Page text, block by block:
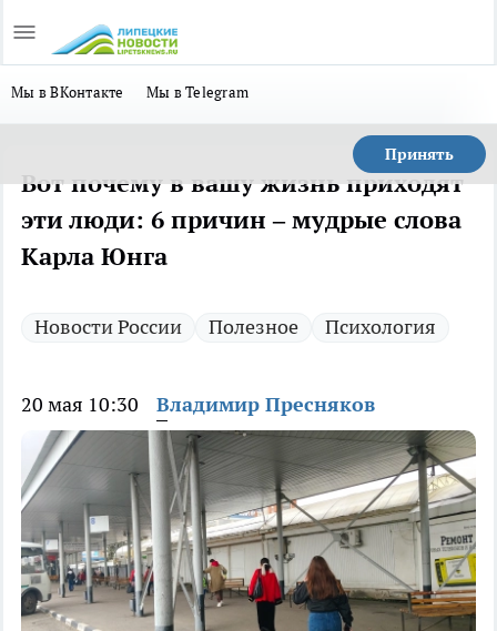
Мы в ВКонтакте Мы в Telegram
Принять
Вот почему в вашу жизнь приходят
эти люди: 6 причин – мудрые слова
Карла Юнга
Новости России Полезное Психология
20 мая 10:30 Владимир Пресняков